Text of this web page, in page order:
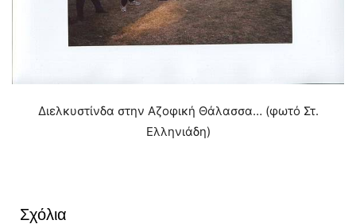
Διελκυστίνδα στην Αζοφική Θάλασσα… (φωτό Στ.
Ελληνιάδη)
Σχόλια